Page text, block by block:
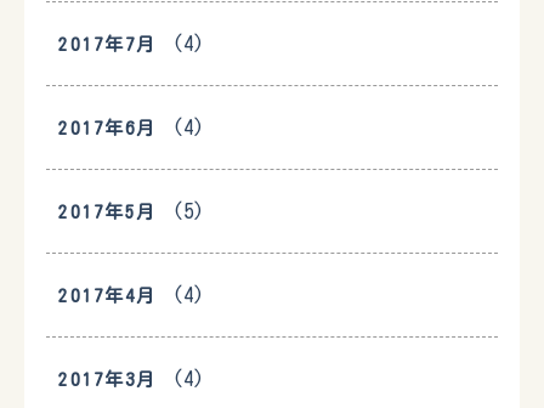
2017年7月 (4)
2017年6月 (4)
2017年5月 (5)
2017年4月 (4)
2017年3月 (4)